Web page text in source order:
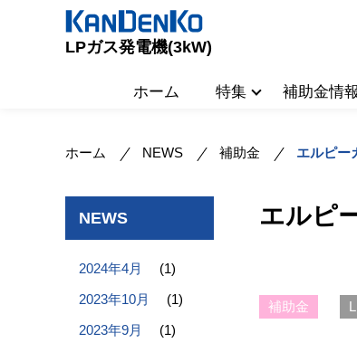
LPガス発電機(3kW)
ホーム 特集 補助金情報
ホーム NEWS 補助金 エルピー
エルピ
補助金
NEWS
2024年4月
(1)
2023年10月
(1)
2023年9月
(1)